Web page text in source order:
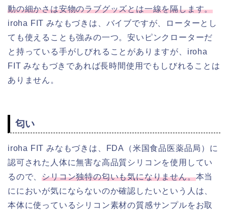
動の細かさは安物のラブグッズとは一線を隔します。
iroha FIT みなもづきは、バイブですが、ローターとし
ても使えることも強みの一つ。安いピンクローターだ
と持っている手がしびれることがありますが、iroha
FIT みなもづきであれば長時間使用でもしびれることは
ありません。
匂い
iroha FIT みなもづきは、FDA（米国食品医薬品局）に
認可された人体に無害な高品質シリコンを使用してい
るので、シリコン独特の匂いも気になりません。本当
ににおいが気にならないのか確認したいという人は、
本体に使っているシリコン素材の質感サンプルをお取